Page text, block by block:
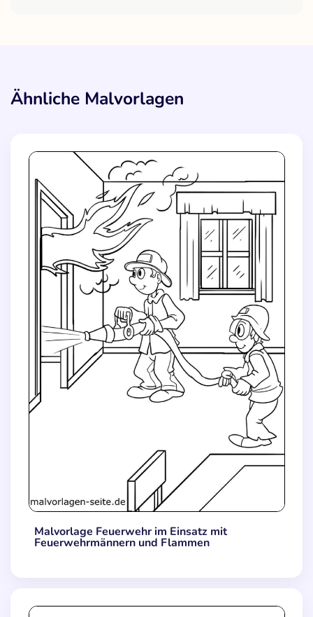
Ähnliche Malvorlagen
Malvorlage Feuerwehr im Einsatz mit
Feuerwehrmännern und Flammen